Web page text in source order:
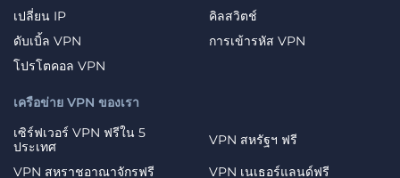
เปลี่ยน IP
คิลสวิตช์
ดับเบิ้ล VPN
การเข้ารหัส VPN
โปรโตคอล VPN
เครือข่าย VPN ของเรา
เซิร์ฟเวอร์ VPN ฟรีใน 5
ประเทศ
VPN สหรัฐฯ ฟรี
VPN สหราชอาณาจักรฟรี
VPN เนเธอร์แลนด์ฟรี